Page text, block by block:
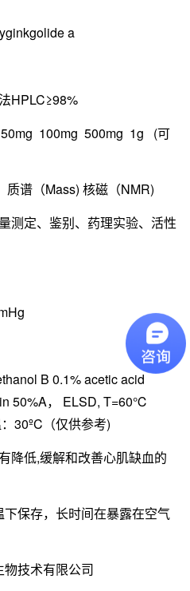
a
HPLC≥98%
50mg 100mg 500mg 1g (可
质谱（Mass) 核磁（NMR)
测定、鉴别、药理实验、活性
B 0.1% acetic acid
50%A， ELSD, T=60℃
30ºC（仅供参考)
降低,缓解和改善心肌缺血的
下保存，长时间在暴露在空气
物技术有限公司